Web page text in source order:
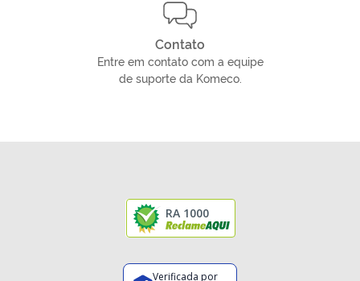
Contato
Entre em contato com a equipe
de suporte da Komeco.
RA 1000
Verificada por